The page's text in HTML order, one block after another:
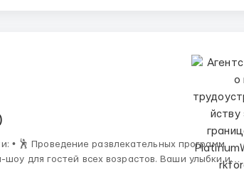
для гостей всех возрастов. Ваши улыбки и